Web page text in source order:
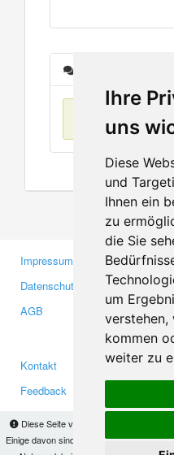
Ihre
uns
Diese
und
Ihnen ein
zu
die Sie
um
verstehen,
kommen
weiter zu
Diese Seite verwendet Cookies, um
Einige davon sind notwendig, damit
Keine Einträge
Impressum
Datenschutzerklärung
AGB
Kontakt
Feedback